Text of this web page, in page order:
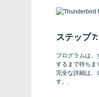
ステップ
プログラムは、
するまで待ちま
完全な詳細は、
す。.